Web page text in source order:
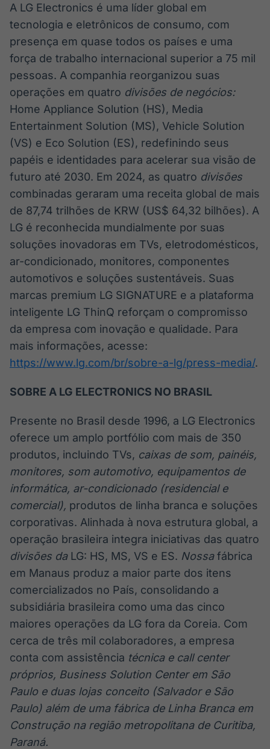
A LG Electronics é uma líder global em
tecnologia e eletrônicos de consumo, com
presença em quase todos os países e uma
força de trabalho internacional superior a 75 mil
pessoas. A companhia reorganizou suas
operações em quatro divisões de negócios:
Home Appliance Solution (HS), Media
Entertainment Solution (MS), Vehicle Solution
(VS) e Eco Solution (ES), redefinindo seus
papéis e identidades para acelerar sua visão de
futuro até 2030. Em 2024, as quatro divisões
combinadas geraram uma receita global de mais
de 87,74 trilhões de KRW (US$ 64,32 bilhões). A
LG é reconhecida mundialmente por suas
soluções inovadoras em TVs, eletrodomésticos,
ar-condicionado, monitores, componentes
automotivos e soluções sustentáveis. Suas
marcas premium LG SIGNATURE e a plataforma
inteligente LG ThinQ reforçam o compromisso
da empresa com inovação e qualidade. Para
mais informações, acesse:
https://www.lg.com/br/sobre-a-lg/press-media/.
SOBRE A LG ELECTRONICS NO BRASIL
Presente no Brasil desde 1996, a LG Electronics
oferece um amplo portfólio com mais de 350
produtos, incluindo TVs, caixas de som, painéis,
monitores, som automotivo, equipamentos de
informática, ar-condicionado (residencial e
comercial), produtos de linha branca e soluções
corporativas. Alinhada à nova estrutura global, a
operação brasileira integra iniciativas das quatro
divisões daLG: HS, MS, VS e ES. Nossafábrica
em Manaus produz a maior parte dos itens
comercializados no País, consolidando a
subsidiária brasileira como uma das cinco
maiores operações da LG fora da Coreia. Com
cerca de três mil colaboradores, a empresa
conta com assistência técnica e call center
próprios, Business Solution Center em São
Paulo e duas lojas conceito (Salvador e São
Paulo) além de uma fábrica de Linha Branca em
Construção na região metropolitana de Curitiba,
Paraná.